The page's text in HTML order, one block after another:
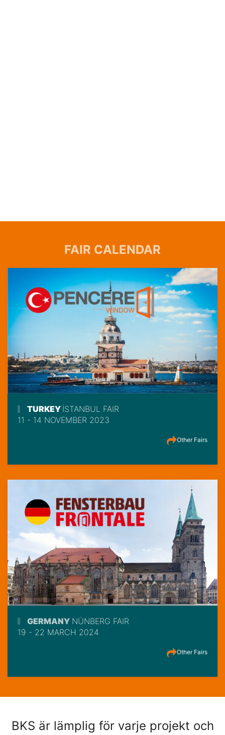
FAIR CALENDAR
TURKEY İSTANBUL FAIR
11 - 14 NOVEMBER 2023
Other Fairs
GERMANY NÜNBERG FAIR
19 - 22 MARCH 2024
Other Fairs
BKS är lämplig för varje projekt och